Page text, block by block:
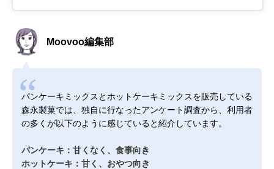
Moovoo編集部
パンケーキミックスとホットケーキミックスを販売している
森永製菓では、独自に行なったアンケート調査から、利用者
の多くが以下のように感じていると紹介しています。
パンケーキ：甘くなく、食事向き
ホットケーキ：甘く、おやつ向き